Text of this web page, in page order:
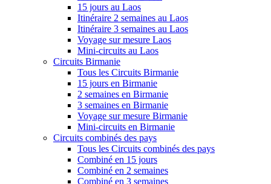
15 jours au Laos
Itinéraire 2 semaines au Laos
Itinéraire 3 semaines au Laos
Voyage sur mesure Laos
Mini-circuits au Laos
Circuits Birmanie
Tous les Circuits Birmanie
15 jours en Birmanie
2 semaines en Birmanie
3 semaines en Birmanie
Voyage sur mesure Birmanie
Mini-circuits en Birmanie
Circuits combinés des pays
Tous les Circuits combinés des pays
Combiné en 15 jours
Combiné en 2 semaines
Combiné en 3 semaines